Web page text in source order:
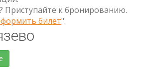
Приступайте к бронированию.
билет".